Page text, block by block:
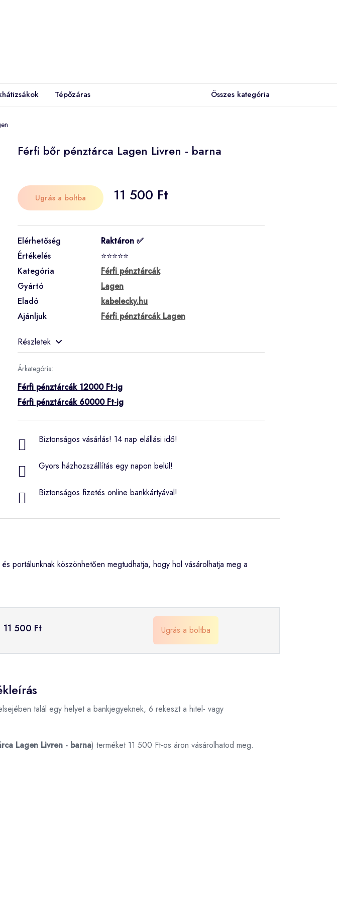
Tépőzáras Összes kategória
Férfi bőr pénztárca Lagen Livren - barna
Ugrás a boltba 11 500 Ft
Elérhetőség
Raktáron ✅
Értékelés
⭐⭐⭐⭐⭐
Kategória
Férfi pénztárcák
Gyártó
Lagen
Eladó
kabelecky.hu
Ajánljuk
Férfi pénztárcák Lagen
Részletek
Árkategória:
Férfi pénztárcák 12000 Ft-ig
Férfi pénztárcák 60000 Ft-ig
Biztonságos vásárlás! 14 nap elállási idő!
Gyors házhozszállítás egy napon belül!
Biztonságos fizetés online bankkártyával!
portálunknak köszönhetően megtudhatja, hogy hol vásárolhatja meg a
11 500 Ft Ugrás a boltba
talál egy helyet a bankjegyeknek, 6 rekeszt a hitel- vagy
Lagen Livren - barna) terméket 11 500 Ft-os áron vásárolhatod meg.